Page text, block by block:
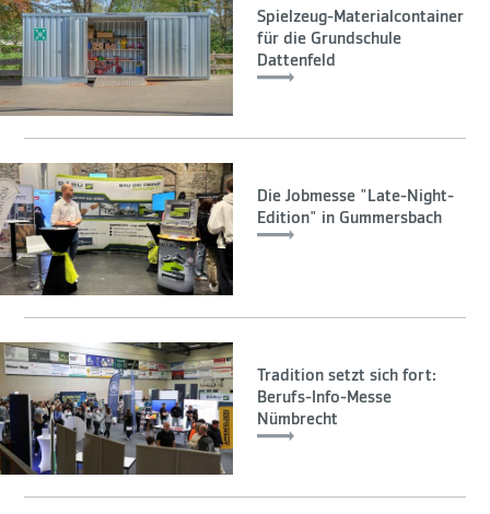
Spielzeug-Materialcontainer
für die Grundschule
Dattenfeld
Die Jobmesse "Late-Night-
Edition" in Gummersbach
Tradition setzt sich fort:
Berufs-Info-Messe
Nümbrecht